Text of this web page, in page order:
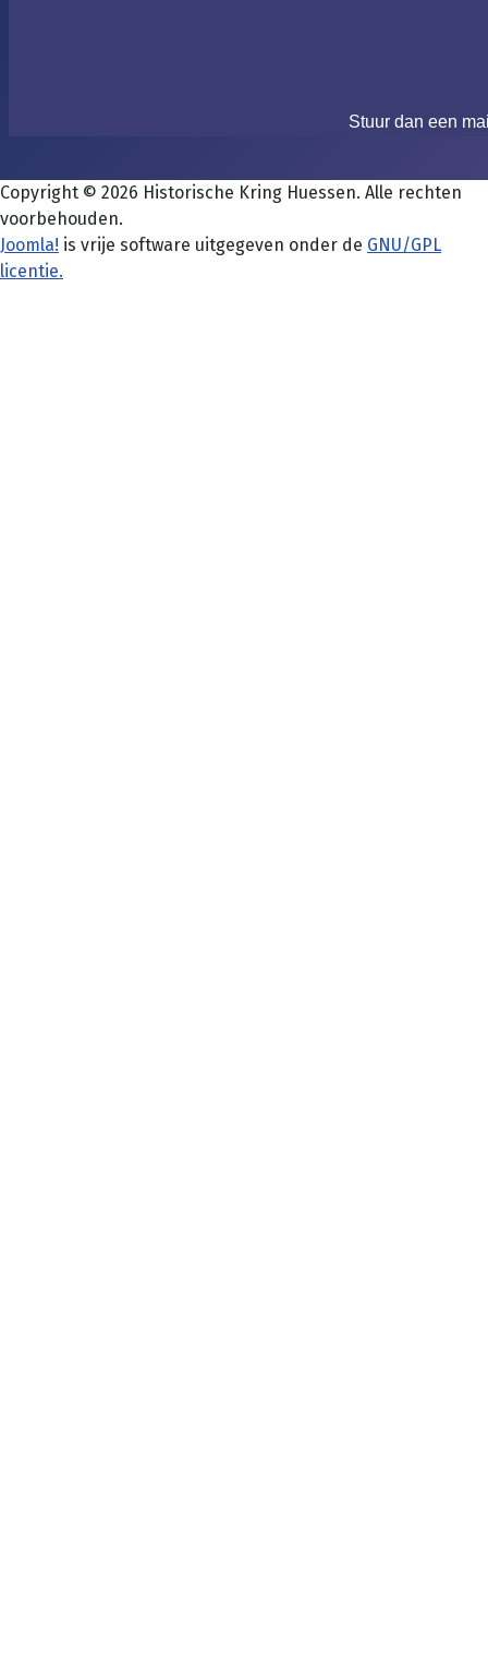
Stuur dan een
Copyright © 2026 Historische Kring Huessen. Alle rechten
voorbehouden.
Joomla! is vrije software uitgegeven onder de GNU/GPL
licentie.